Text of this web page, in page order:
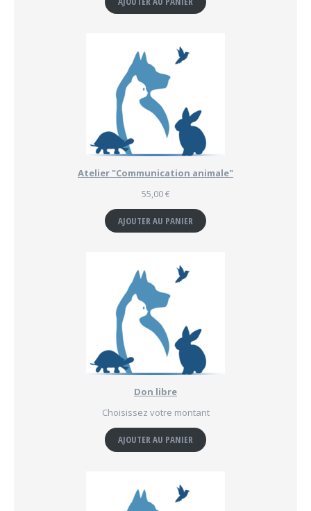
Atelier "Communication animale"
55,00€
AJOUTER AU PANIER
Don libre
Choisissez votre montant
AJOUTER AU PANIER